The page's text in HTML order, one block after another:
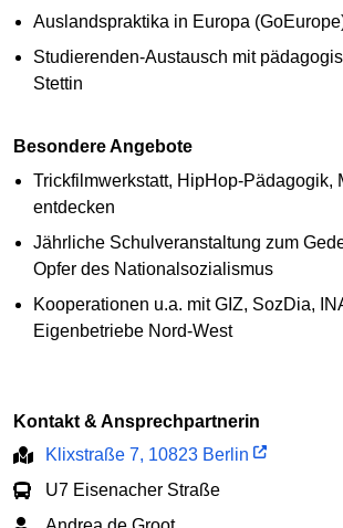
Auslandspraktika in Europa
Studierenden-Austausch mit
Stettin
Besondere Angebote
Trickfilmwerkstatt, HipHop-Pädagogik,
entdecken
Jährliche Schulveranstaltung zum
Opfer des Nationalsozialismus
Kooperationen u.a. mit GIZ, SozDia,
Eigenbetriebe Nord-West
Kontakt & Ansprechpartnerin
Klixstraße 7, 10823 Berlin
U7 Eisenacher Straße